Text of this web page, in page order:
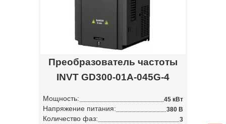
Преобразователь частоты
INVT GD300-01A-045G-4
Мощность: 45 кВт
Напряжение питания: 380 В
Количество фаз: 3